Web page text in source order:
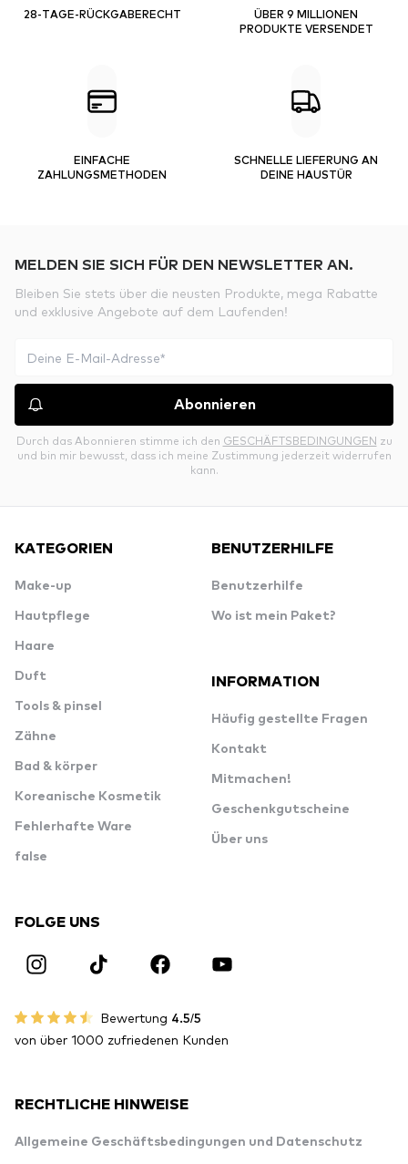
28-TAGE-RÜCKGABERECHT
ÜBER 9 MILLIONEN
PRODUKTE VERSENDET
EINFACHE
ZAHLUNGSMETHODEN
SCHNELLE LIEFERUNG AN
DEINE HAUSTÜR
MELDEN SIE SICH FÜR DEN NEWSLETTER AN.
Bleiben Sie stets über die neusten Produkte, mega Rabatte
und exklusive Angebote auf dem Laufenden!
Abonnieren
Durch das Abonnieren stimme ich den GESCHÄFTSBEDINGUNGEN zu
und bin mir bewusst, dass ich meine Zustimmung jederzeit widerrufen
kann.
KATEGORIEN
Make-up
Hautpflege
Haare
Duft
Tools & pinsel
Zähne
Bad & körper
Koreanische Kosmetik
Fehlerhafte Ware
false
BENUTZERHILFE
Benutzerhilfe
Wo ist mein Paket?
INFORMATION
Häufig gestellte Fragen
Kontakt
Mitmachen!
Geschenkgutscheine
Über uns
FOLGE UNS
Bewertung 4.5/5
von über 1000 zufriedenen Kunden
RECHTLICHE HINWEISE
Allgemeine Geschäftsbedingungen und Datenschutz